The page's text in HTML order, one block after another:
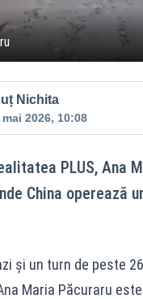
Nichita
mai 2026, 10:08
PLUS, Ana
China operează
și un turn de peste
Maria Păcuraru